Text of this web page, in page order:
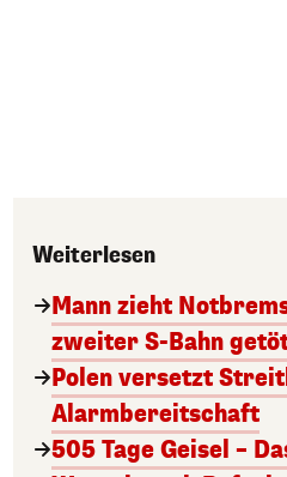
Weiterlesen
Mann zieht
zweiter S-Bahn
Polen versetzt
Alarmbereitschaft
505 Tage Geisel –